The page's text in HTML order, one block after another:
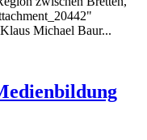
Michael Baur...